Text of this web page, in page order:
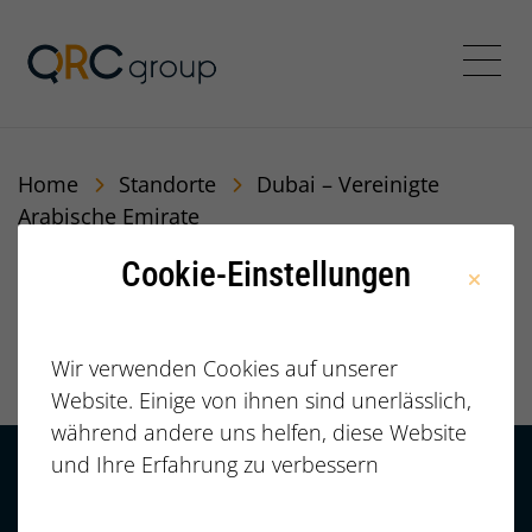
Jörg Speikamp
Home Standorte
Dubai – Vereinigte
Arabische Emirate
Arabische Emirate
Cookie-Einstellungen
Wir verwenden Cookies auf unserer
Website. Einige von ihnen sind unerlässlich,
während andere uns helfen, diese Website
und Ihre Erfahrung zu verbessern